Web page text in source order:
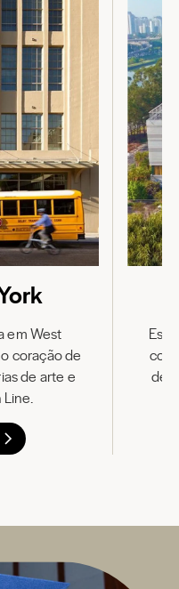
em West
coração de
de arte e